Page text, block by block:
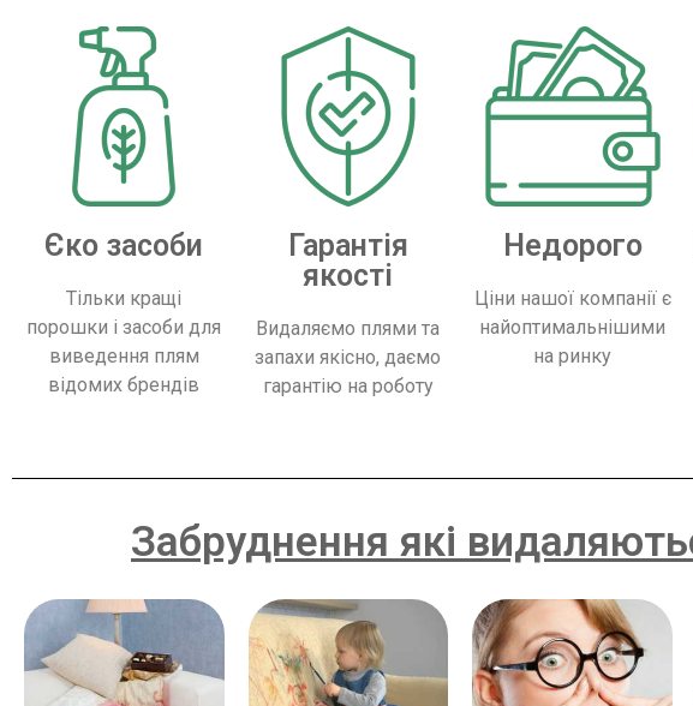
Єко засоби
Тільки кращі
порошки і засоби для
виведення плям
відомих брендів
Гарантія
якості
Видаляємо плями та
запахи якісно, ​​даємо
гарантію на роботу
Недорого
Ціни нашої компанії є
найоптимальнішими
на ринку
Забруднення які